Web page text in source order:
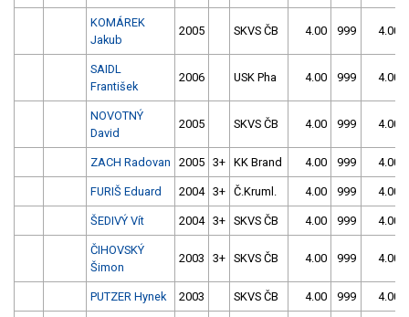
KOMÁREK
Jakub
2005 SKVS ČB 4.00 999 4.00
SAIDL
František
2006 USK Pha 4.00 999 4.00
NOVOTNÝ
David
2005 SKVS ČB 4.00 999 4.00
ZACH Radovan 2005 3+ KK Brand 4.00 999 4.00
FURIŠ Eduard 2004 3+ Č.Kruml. 4.00 999 4.00
ŠEDIVÝ Vít 2004 3+ SKVS ČB 4.00 999 4.00
ČIHOVSKÝ
Šimon
2003 3+ SKVS ČB 4.00 999 4.00
PUTZER Hynek 2003 SKVS ČB 4.00 999 4.00